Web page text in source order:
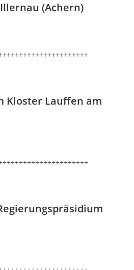
(Achern)
Kloster Lauffen am